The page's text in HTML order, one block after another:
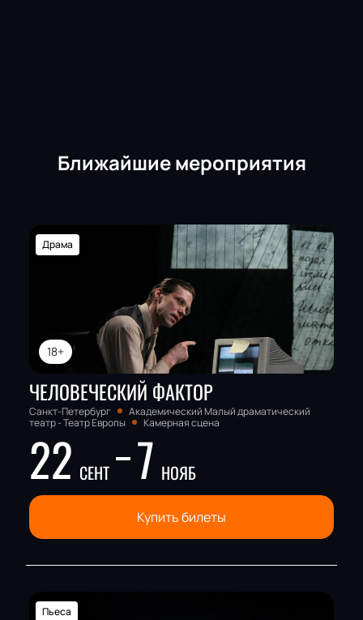
Ближайшие мероприятия
18+
Драма
ЧЕЛОВЕЧЕСКИЙ ФАКТОР
Санкт-Петербург
Академический Малый драматический
театр - Театр Европы
Камерная сцена
22 СЕНТ 7 НОЯБ
Купить билеты
Пьеса